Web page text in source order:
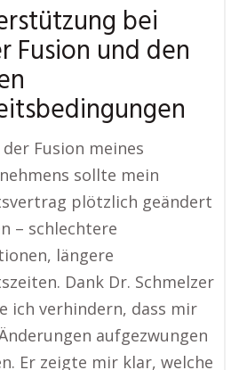
bei
Fusion und den
der Fusion meines
sollte mein
plötzlich geändert
– schlechtere
längere
Dank Dr. Schmelzer
ich verhindern, dass mir
aufgezwungen
Er zeigte mir klar, welche